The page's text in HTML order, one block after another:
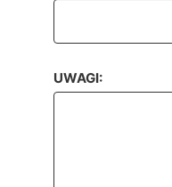
UWAGI: